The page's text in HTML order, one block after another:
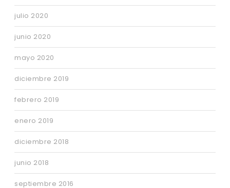
julio 2020
junio 2020
mayo 2020
diciembre 2019
febrero 2019
enero 2019
diciembre 2018
junio 2018
septiembre 2016